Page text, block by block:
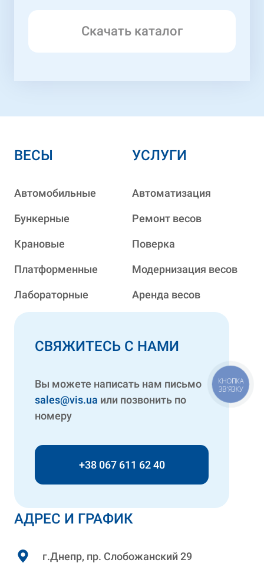
Скачать каталог
АДРЕС И ГРАФИК
г.Днепр, пр. Слобожанский 29
ВЕСЫ
Автомобильные
Бункерные
Крановые
Платформенные
Лабораторные
УСЛУГИ
Автоматизация
Ремонт весов
Поверка
Модернизация весов
Аренда весов
СВЯЖИТЕСЬ С НАМИ
Вы можете написать нам письмо
sales@vis.ua или позвонить по
номеру
+38 067 611 62 40
КНОПКА
ЗВ'ЯЗКУ